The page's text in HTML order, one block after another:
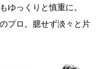
ゆっくりと慎重に。
プロ。臆せず淡々と片